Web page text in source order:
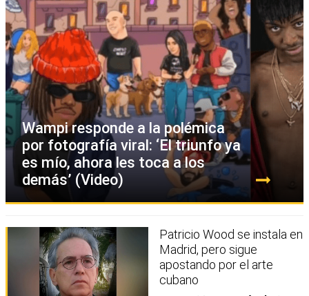
Wampi responde a la polémica
por fotografía viral: ‘El triunfo ya
es mío, ahora les toca a los
demás’ (Video)
Patricio Wood se instala en
Madrid, pero sigue
apostando por el arte
cubano